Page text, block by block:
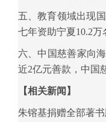
五、教育领域出现
七年资助宁夏10.2
六、中国慈善家向
近2亿元善款，中国
【相关新闻】
朱镕基捐赠全部著